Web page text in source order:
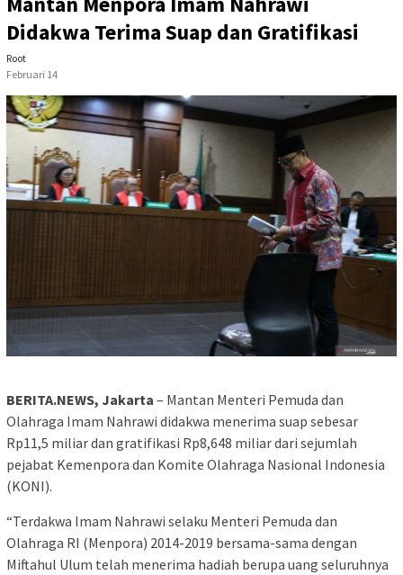
Didakwa Terima Suap dan Gratifikasi
Root
Februari 14
BERITA.NEWS, Jakarta – Mantan Menteri Pemuda dan
Olahraga Imam Nahrawi didakwa menerima suap sebesar
Rp11,5 miliar dan gratifikasi Rp8,648 miliar dari sejumlah
pejabat Kemenpora dan Komite Olahraga Nasional Indonesia
(KONI).
“Terdakwa Imam Nahrawi selaku Menteri Pemuda dan
Olahraga RI (Menpora) 2014-2019 bersama-sama dengan
Miftahul Ulum telah menerima hadiah berupa uang seluruhnya